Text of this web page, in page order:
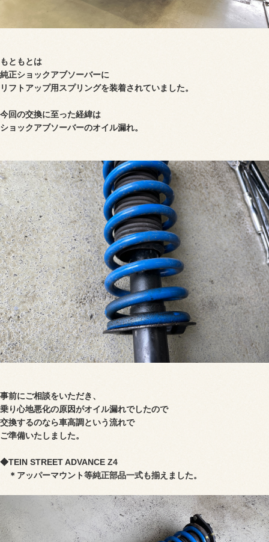
もともとは
純正ショックアブソーバーに
リフトアップ用スプリングを装着されていました。
今回の交換に至った経緯は
ショックアブソーバーのオイル漏れ。
事前にご相談をいただき、
乗り心地悪化の原因がオイル漏れでしたので
交換するのなら車高調という流れで
ご準備いたしました。
◆TEIN STREET ADVANCE Z4
＊アッパーマウント等純正部品一式も揃えました。